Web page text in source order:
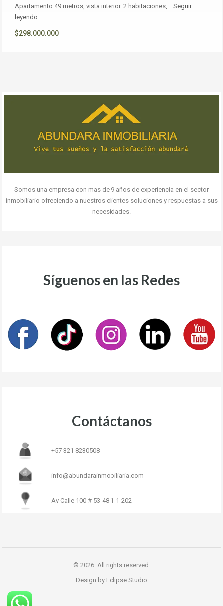
Apartamento 49 metros, vista interior. 2 habitaciones,… Seguir
leyendo
$298.000.000
Somos una empresa con mas de 9 años de experiencia en el sector
inmobiliario ofreciendo a nuestros clientes soluciones y respuestas a sus
necesidades.
Síguenos en las Redes
Contáctanos
+57 321 8230508
info@abundarainmobiliaria.com
Av Calle 100 # 53-48 1-1-202
© 2026. All rights reserved.
Design by Eclipse Studio